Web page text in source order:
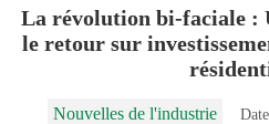
La révolution bi-faciale :
le retour sur
Nouvelles de l'industrie